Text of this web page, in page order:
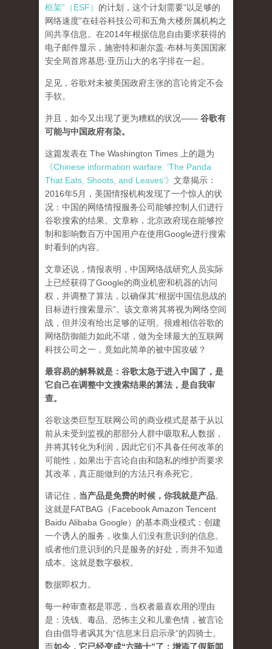
框架”（ESF） 的计划，这个计划需要“以足够的
网络速度”在硅谷科技公司和五角大楼所属机构之
间共享信息。在2014年根据信息自由要求获得的
电子邮件显示，施密特和谢尔盖·布林与美国国家
安全局首席基思·亚历山大的名字排在一起。
足见，谷歌对未被美国政府主张的言论肯定不会
手软。
并且，如今又出现了更为糟糕的状况—— 谷歌有
可能与中国政府有染。
这篇发表在 The Washington Times 上的题为
《Chinese information warfare: ‘The Panda
That Eats, Shoots, and Leaves’》 文章揭示：
2016年5月，美国情报机构发现了一个惊人的状
况：中国的网络情报服务公司能够控制人们进行
谷歌搜索的结果。文章称，北京政府现在能够控
制和影响数百万中国用户在使用Google进行搜索
时看到的内容。
文章还说，情报表明，中国网络战研究人员实际
上已经获得了Google的商业机密和机器的访问
权，并调整了算法，以确保其“根据中国信息战的
目标进行搜索显示”。该文章将其将视为网络空间
战，但并没有给出足够的证明。很难相信谷歌的
网络防御能力如此不堪，做为全球最大的互联网
科技公司之一，竟如此简单的被中国攻破？
最容易的解释就是：谷歌太急于进入中国了，是
它自己在调整中文搜索结果的算法，是自我审
查。
谷歌这类巨型互联网公司的商业模式是基于从以
前从未受到监视的那部分人群中吸取私人数据，
并将其转化为利润，因此它们不具备任何改革的
可能性，如果出于言论自由和隐私的维护而要求
其改革，真正能做到的方法只有杀死它。
请记住， 当产品是免费的时候，你我就是产品。
这就是FATBAG（Facebook Amazon Tencent
Baidu Alibaba Google）的基本商业模式：创建
一个诱人的服务，收集人们没有意识到的信息。
或者他们意识到的只是服务的好处，而并不知道
成本。这就是数字极权。
数据即权力。
每一种审查都是罪恶，当权者最喜欢用的理由
是：洗钱、毒品、恐怖主义和儿童色情，被言论
自由倡导者讽其为“信息末日启示录”的四骑士。
而如今，它已经变成“六骑士”了：增添了假新闻